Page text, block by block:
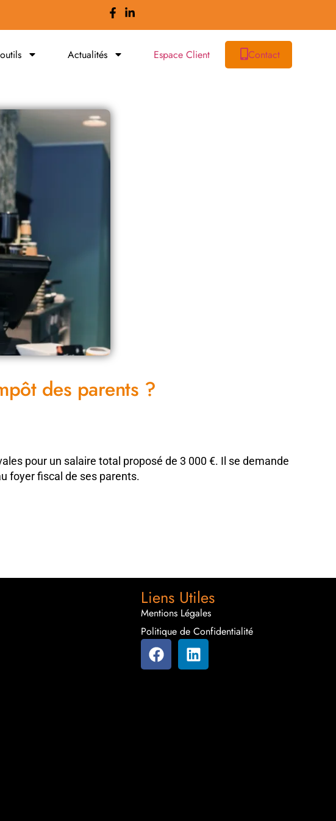
Actualités Espace Client Contact
des parents ?
pour un salaire total proposé de 3 000 €. Il se demande
foyer fiscal de ses parents.
Liens Utiles
Mentions Légales
Politique de Confidentialité